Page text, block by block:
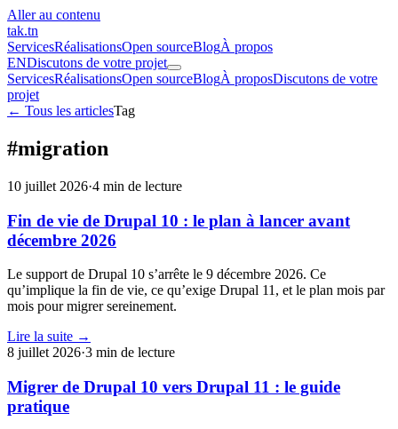
Aller au contenu
tak.tn
ServicesRéalisationsOpen sourceBlogÀ propos
ENDiscutons de votre projet
ServicesRéalisationsOpen sourceBlogÀ proposDiscutons de votre
projet
← Tous les articlesTag
#migration
10 juillet 2026·4 min de lecture
Fin de vie de Drupal 10 : le plan à lancer avant
décembre 2026
Le support de Drupal 10 s’arrête le 9 décembre 2026. Ce
qu’implique la fin de vie, ce qu’exige Drupal 11, et le plan mois par
mois pour migrer sereinement.
Lire la suite →
8 juillet 2026·3 min de lecture
Migrer de Drupal 10 vers Drupal 11 : le guide
pratique